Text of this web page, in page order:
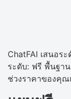
ChatFAI เสนอร
ระดับ: ฟรี พื้นฐา
ช่วงราคาของคุ